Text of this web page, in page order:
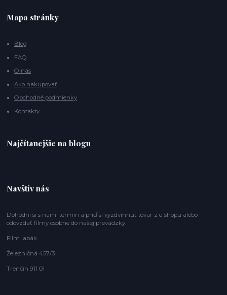
Mapa stránky
Blog
FAQ
O nás
Ako nakupovať
Obchodné podmienky
Kontakty
Najčítanejšie na blogu
Navštív nás
Dohodni si s nami termín a príď si vyzdvihnúť tovar z e-shopu alebo
odovzdať filmy osobne do našej prevádzky.
Film labák
Železničná 457/3
Trenčín 911 01